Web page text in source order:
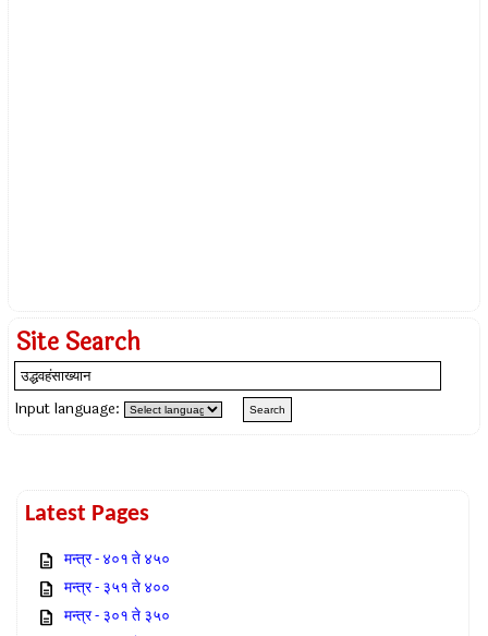
Site Search
Input language:
Latest Pages
मन्त्र - ४०१ ते ४५०
मन्त्र - ३५१ ते ४००
मन्त्र - ३०१ ते ३५०